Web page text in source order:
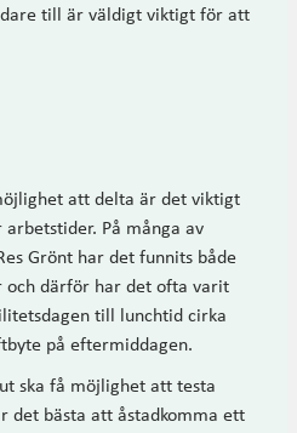
till är väldigt viktigt för att
att delta är det viktigt
På många av
Grönt har det funnits både
och därför har det ofta varit
till lunchtid cirka
på eftermiddagen.
ska få möjlighet att testa
det bästa att åstadkomma ett